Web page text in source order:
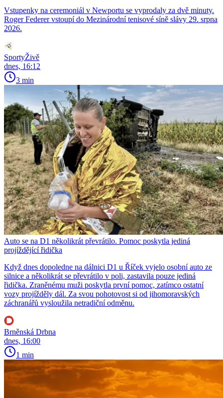
Vstupenky na ceremoniál v Newportu se vyprodaly za dvě minuty.
Roger Federer vstoupí do Mezinárodní tenisové síně slávy 29. srpna
2026.
SportyŽivě
dnes, 16:12
3 min
Auto se na D1 několikrát převrátilo. Pomoc poskytla jediná
projíždějící řidička
Když dnes dopoledne na dálnici D1 u Říček vyjelo osobní auto ze
silnice a několikrát se převrátilo v poli, zastavila pouze jediná
řidička. Zraněnému muži poskytla první pomoc, zatímco ostatní
vozy projížděly dál. Za svou pohotovost si od jihomoravských
záchranářů vysloužila netradiční odměnu.
Brněnská Drbna
dnes, 16:00
1 min